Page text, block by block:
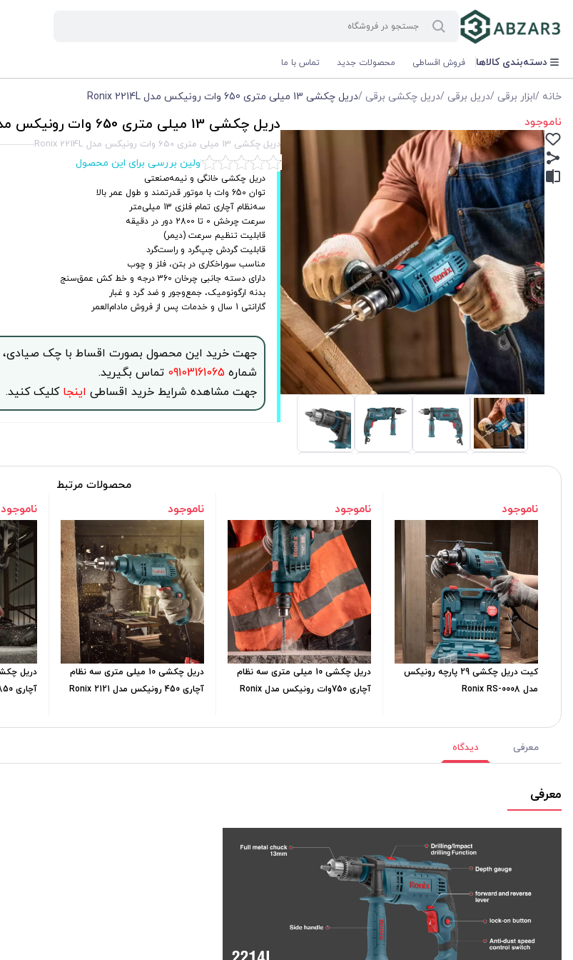
دسته‌بندی کالاها فروش اقساطی محصولات جدید تماس با ما
خانه /ابزار برقی /دریل برقی /دریل چکشی برقی /دریل چکشی 13 میلی متری 650 وات رونیکس مدل Ronix 2214L
ناموجود دریل چکشی 13 میلی متری 650 وات رونیکس مدل Ronix 2214L
دریل چکشی 13 میلی متری 650 وات رونیکس مدل Ronix 2214L
اولین بررسی برای این محصول
دریل چکشی خانگی و نیمه‌صنعتی
توان 650 وات با موتور قدرتمند و طول عمر بالا
سه‌نظام آچاری تمام فلزی 13 میلی‌متر
سرعت چرخش 0 تا 2800 دور در دقیقه
قابلیت تنظیم سرعت (دیمر)
قابلیت گردش چپ‌گرد و راست‌گرد
مناسب سوراخکاری در بتن، فلز و چوب
دارای دسته جانبی چرخان 360 درجه و خط کش عمق‌سنج
بدنه ارگونومیک، جمع‌وجور و ضد گرد و غبار
گارانتی 1 سال و خدمات پس از فروش مادام‌العمر
شماره 09103161065 تماس بگیرید.
جهت مشاهده شرایط خرید اقساطی اینجاکلیک کنید.
محصولات مرتبط
ناموجود
کیت دریل چکشی 29 پارچه رونیکس
مدل Ronix RS-0008
ناموجود
دریل چکشی 10 میلی متری سه نظام
آچاری 750وات رونیکس مدل Ronix
ناموجود
دریل چکشی 10 میلی متری سه نظام
آچاری 450 رونیکس مدل Ronix 2121
ناموجود
معرفی دیدگاه
معرفی